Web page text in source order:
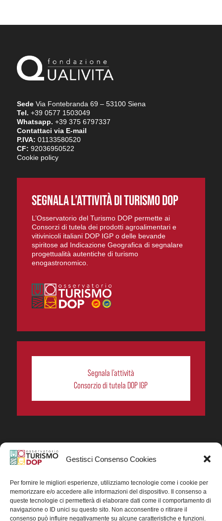
Gestisci Consenso Cookies
Per fornire le migliori esperienze, utilizziamo tecnologie come i cookie per
memorizzare e/o accedere alle informazioni del dispositivo. Il consenso a
queste tecnologie ci permetterà di elaborare dati come il comportamento di
navigazione o ID unici su questo sito. Non acconsentire o ritirare il
consenso può influire negativamente su alcune caratteristiche e funzioni.
SedeVia Fontebranda 69 – 53100 Siena
Tel. +39 0577 1503049
Whatsapp. +39 375 6797337
Contattaci via E-mail
P.IVA: 01133580520
CF: 92036950522
Cookie policy
SEGNALA L’ATTIVITÀ DI TURISMO DOP
L’Osservatorio del Turismo DOP permette ai
Consorzi di tutela dei prodotti agroalimentari e
vitivinicoli italiani DOP IGP o delle bevande
spiritose ad Indicazione Geografica di segnalare
progettualità autentiche di turismo
enogastronomico.
Segnala l’attività
Consorzio di tutela DOP IGP
In collaborazione ORIGIN ITALIA.
del turismo enogastronomico dei prodotti DOP IGP
italiani.
Concessione contributo MASAF DM n. 0311719 del
15/06/2023
Concessione contributo MASAF, DM n. 0016662 del